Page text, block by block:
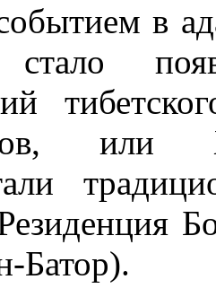
в
стало
или
Батор).